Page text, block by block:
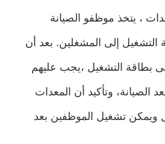
، يتخذ موظفو الصيانة
التشغيل إلى المشغلين. بعد أن
بطاقة التشغيل ،يجب عليهم
الصيانة، وتأكيد أن المعدات
ويمكن تشغيل الموظفين بعد